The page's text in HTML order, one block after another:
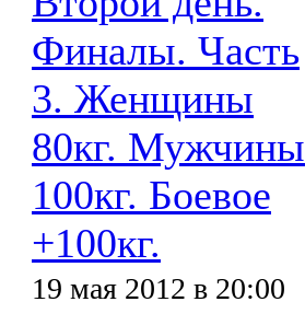
Финалы. Часть
3. Женщины
80кг. Мужчины
100кг. Боевое
+100кг.
19 мая 2012 в 20:00